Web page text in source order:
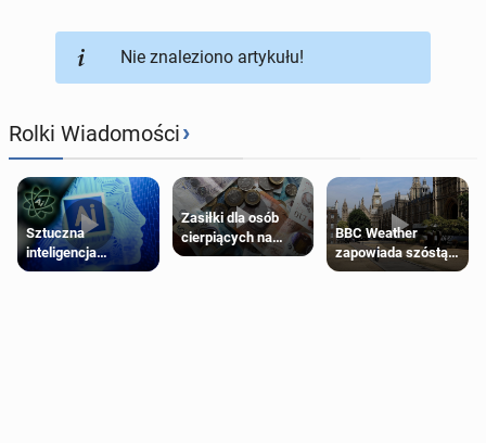
Nie znaleziono artykułu!
Rolki Wiadomości›
Sztuczna
inteligencja
próbowała oszukać
Zasiłki dla osób
cierpiących na
schorzenia
BBC Weather
zapowiada szóstą
falę upałów w